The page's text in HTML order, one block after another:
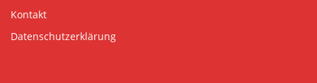
Kontakt
Datenschutzerklärung